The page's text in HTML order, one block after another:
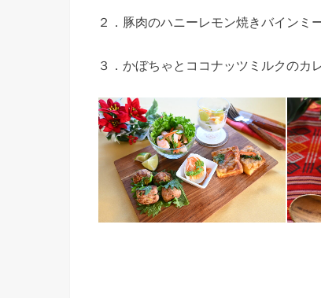
２．豚肉のハニーレモン焼きバインミ
３．かぼちゃとココナッツミルクのカ